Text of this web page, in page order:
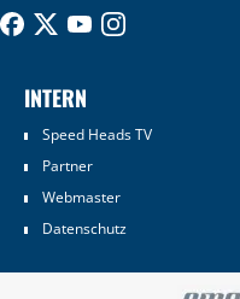
INTERN
Speed Heads TV
Partner
Webmaster
Datenschutz